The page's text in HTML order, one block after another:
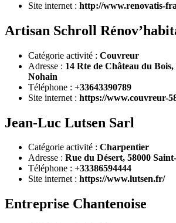
Site internet : http://www.renovatis-
Artisan Schroll
Catégorie activité : Couvreur
Adresse : 14 Rte de Château du
Nohain
Téléphone : +33643390789
Site internet : https://www.couvreur-
Jean-Luc Lutsen Sarl
Catégorie activité : Charpentier
Adresse : Rue du Désert, 58000
Téléphone : +33386594444
Site internet : https://www.lutsen.fr/
Entreprise Chantenoise